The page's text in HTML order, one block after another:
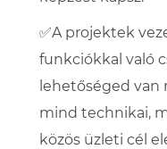
✅A projektek
funkciókkal való
lehetőséged van
mind technikai,
közös üzleti cél